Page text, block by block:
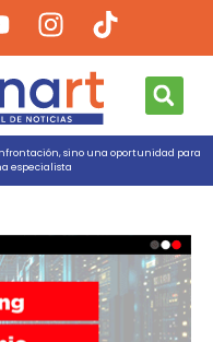
sino una oportunidad para
especialista